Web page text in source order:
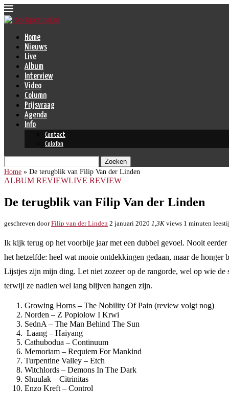
Home
Nieuws
Live
Album
Interview
Video
Column
Prijsvraag
Agenda
Info
Contact
Colofon
Zoeken
Home » De terugblik van Filip Van der Linden
ALBUM REVIEWLIVE REVIEW
De terugblik van Filip Van der Linden
geschreven doorFilip van der Linden 2 januari 2020 1,3K views 1 minuten
Ik kijk terug op het voorbije jaar met een dubbel gevoel. Nooit
het hetzelfde: heel wat mooie ontdekkingen gedaan, maar de
Lijstjes zijn mijn ding. Let niet zozeer op de rangorde, wel op wie
terwijl ze nadien wel lang blijven hangen zijn.
Growing Horns – The Nobility Of Pain (review volgt nog)
Norden – Z Popiolow I Krwi
SednA – The Man Behind The Sun
Laang – Haiyang
Cathubodua – Continuum
Memoriam – Requiem For Mankind
Turpentine Valley – Etch
Witchlords – Demons In The Dark
Shuulak – Citrinitas
Enzo Kreft – Control